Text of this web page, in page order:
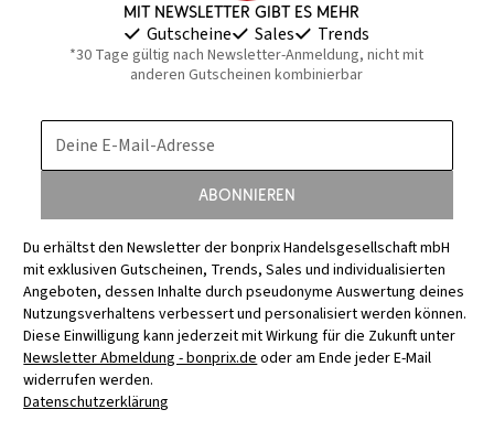
Mit Newsletter gibt es mehr
Gutscheine Sales Trends
*30 Tage gültig nach Newsletter-Anmeldung, nicht mit
anderen Gutscheinen kombinierbar
Deine E-Mail-Adresse
Abonnieren
Du erhältst den Newsletter der bonprix Handelsgesellschaft mbH
mit exklusiven Gutscheinen, Trends, Sales und individualisierten
Angeboten, dessen Inhalte durch pseudonyme Auswertung deines
Nutzungsverhaltens verbessert und personalisiert werden können.
Diese Einwilligung kann jederzeit mit Wirkung für die Zukunft unter
Newsletter Abmeldung - bonprix.deoder am Ende jeder E-Mail
widerrufen werden.
Datenschutzerklärung